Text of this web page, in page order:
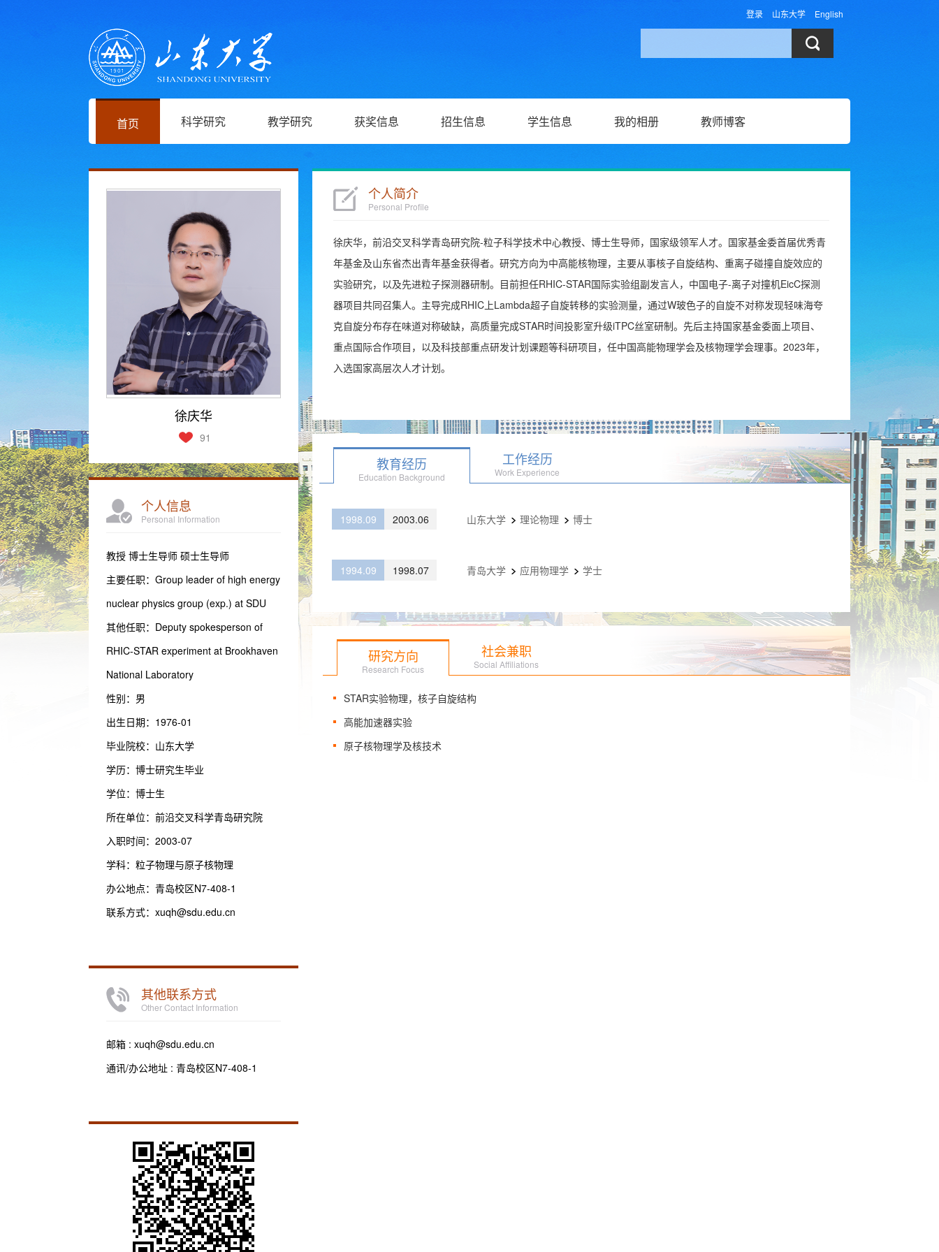
登录 山东大学 English
首页 科学研究 教学研究 获奖信息 招生信息 学生信息 我的相册 教师博客
徐庆华
91
个人信息
Personal Information
教授 博士生导师 硕士生导师
主要任职：Group leader of high energy
nuclear physics group (exp.) at SDU
其他任职：Deputy spokesperson of
RHIC-STAR experiment at Brookhaven
National Laboratory
性别：男
出生日期：1976-01
毕业院校：山东大学
学历：博士研究生毕业
学位：博士生
所在单位：前沿交叉科学青岛研究院
入职时间：2003-07
学科：粒子物理与原子核物理
办公地点：青岛校区N7-408-1
联系方式： xuqh@sdu.edu.cn
其他联系方式
Other Contact Information
邮箱 : xuqh@sdu.edu.cn
通讯/办公地址 : 青岛校区N7-408-1
个人简介
Personal Profile
徐庆华，前沿交叉科学青岛研究院-粒子科学技术中心教授、博士生导师，国家级领军人才。国家基金委首届优秀青
年基金及山东省杰出青年基金获得者。研究方向为中高能核物理，主要从事核子自旋结构、重离子碰撞自旋效应的
实验研究，以及先进粒子探测器研制。目前担任RHIC-STAR国际实验组副发言人，中国电子-离子对撞机EicC探测
器项目共同召集人。主导完成RHIC上Lambda超子自旋转移的实验测量，通过W玻色子的自旋不对称发现轻味海夸
克自旋分布存在味道对称破缺，高质量完成STAR时间投影室升级iTPC丝室研制。先后主持国家基金委面上项目、
重点国际合作项目，以及科技部重点研发计划课题等科研项目，任中国高能物理学会及核物理学会理事。2023年，
入选国家高层次人才计划。
教育经历
Education Background
工作经历
Work Experience
1998.09 2003.06 山东大学 理论物理 博士
1994.09 1998.07 青岛大学 应用物理学 学士
研究方向
Research Focus
社会兼职
Social Affiliations
STAR实验物理，核子自旋结构
高能加速器实验
原子核物理学及核技术